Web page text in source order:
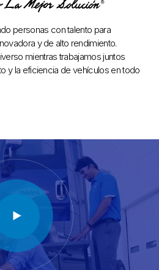
personas con talento para
y de alto rendimiento.
mientras trabajamos juntos
y la eficiencia de vehículos en todo
Play video